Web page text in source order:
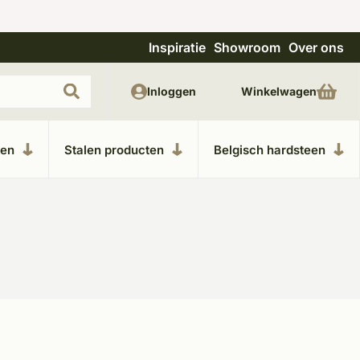
Uitgebreide showroom in Kesteren Unieke
Inspiratie Showroom Over ons
Stalen producten Belgisch hardsteen
Inloggen Winkelwagen